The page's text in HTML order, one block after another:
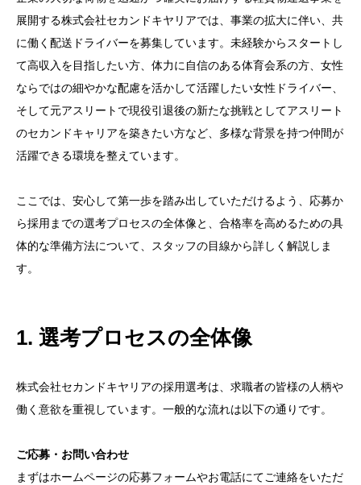
展開する株式会社セカンドキヤリアでは、事業の拡大に伴い、共
に働く配送ドライバーを募集しています。未経験からスタートし
て高収入を目指したい方、体力に自信のある体育会系の方、女性
ならではの細やかな配慮を活かして活躍したい女性ドライバー、
そして元アスリートで現役引退後の新たな挑戦としてアスリート
のセカンドキャリアを築きたい方など、多様な背景を持つ仲間が
活躍できる環境を整えています。
ここでは、安心して第一歩を踏み出していただけるよう、応募か
ら採用までの選考プロセスの全体像と、合格率を高めるための具
体的な準備方法について、スタッフの目線から詳しく解説しま
す。
1. 選考プロセスの全体像
株式会社セカンドキヤリアの採用選考は、求職者の皆様の人柄や
働く意欲を重視しています。一般的な流れは以下の通りです。
ご応募・お問い合わせ
まずはホームページの応募フォームやお電話にてご連絡をいただ